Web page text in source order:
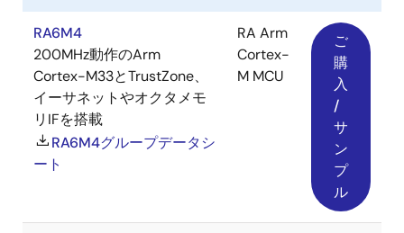
RA6M4
200MHz動作のArm
Cortex-M33とTrustZone、
イーサネットやオクタメモ
リIFを搭載
RA6M4グループデータシ
ート
RA Arm
Cortex-
M MCU
ご
購
入
/
サ
ン
プ
ル